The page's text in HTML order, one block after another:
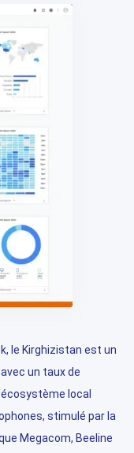
le Kirghizistan est un
un taux de
local
stimulé par la
Megacom, Beeline